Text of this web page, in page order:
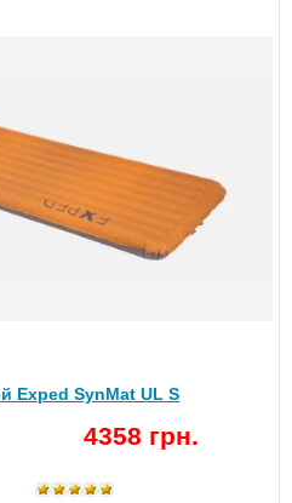
Exped SynMat UL S
4358 грн.